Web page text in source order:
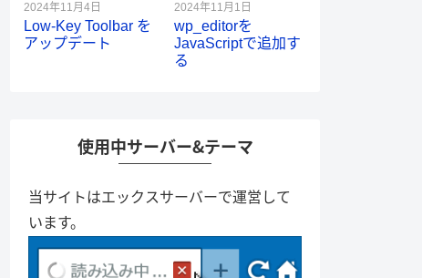
2024年11月4日
Low-Key Toolbar を
アップデート
2024年11月1日
wp_editorを
JavaScriptで追加す
る
使用中サーバー＆テーマ
当サイトはエックスサーバーで運営して
います。